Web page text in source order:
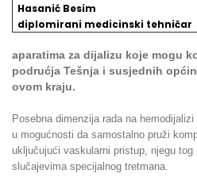
Hasanić Besim
diplomirani medicinski tehničar
aparatima za dijalizu koje mogu
podrućja Tešnja i susjednih
ovom kraju.
Posebna dimenzija rada na
u mogućnosti da samostalno pruži
uključujući vaskularni pristup, njegu
slučajevima specijalnog tretmana.